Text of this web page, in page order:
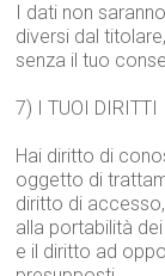
I dati non
diversi dal
senza il tuo
7) I TUOI DIRITTI
Hai diritto di
oggetto di
diritto di
alla portabilità
e il diritto ad